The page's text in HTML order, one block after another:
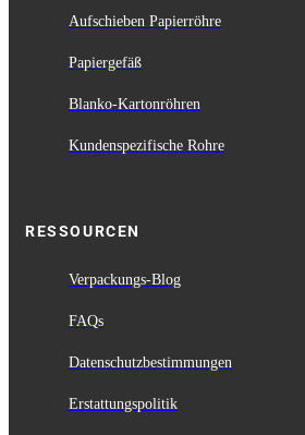
Aufschieben Papierröhre
Papiergefäß
Blanko-Kartonröhren
Kundenspezifische Rohre
RESSOURCEN
Verpackungs-Blog
FAQs
Datenschutzbestimmungen
Erstattungspolitik